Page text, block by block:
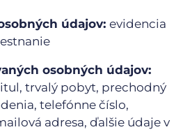
údajov: evidencia
osobných údajov:
trvalý pobyt, prechodný
telefónne číslo,
adresa, ďalšie údaje v